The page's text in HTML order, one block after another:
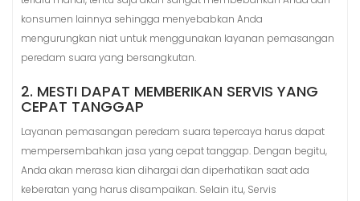
konsumen lainnya sehingga menyebabkan Anda
mengurungkan niat untuk menggunakan layanan pemasangan
peredam suara yang bersangkutan.
2. MESTI DAPAT MEMBERIKAN SERVIS YANG
CEPAT TANGGAP
Layanan pemasangan peredam suara tepercaya harus dapat
mempersembahkan jasa yang cepat tanggap. Dengan begitu,
Anda akan merasa kian dihargai dan diperhatikan saat ada
keberatan yang harus disampaikan. Selain itu, Servis